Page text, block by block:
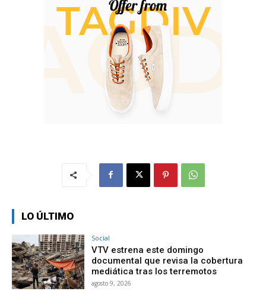
LO ÚLTIMO
Social
VTV estrena este domingo
documental que revisa la cobertura
mediática tras los terremotos
agosto 9, 2026